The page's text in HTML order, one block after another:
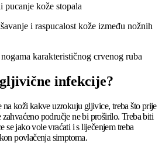
pucanje kože stopala
i raspucalost kože između nožnih
karakterističnog crvenog ruba
infekcije?
koži kakve uzrokuju gljivice, treba što prije
područje ne bi proširilo. Treba biti
se jako vole vraćati i s liječenjem treba
povlačenja simptoma.